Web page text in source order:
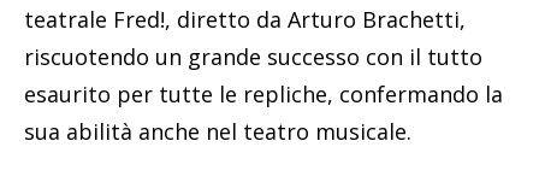
teatrale Fred!, diretto da Arturo Brachetti,
riscuotendo un grande successo con il tutto
esaurito per tutte le repliche, confermando la
sua abilità anche nel teatro musicale.